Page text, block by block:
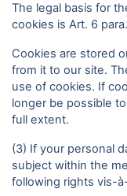
The legal basis for
cookies is Art. 6
Cookies are stored
from it to our site.
use of cookies. If
longer be possible
full extent.
(3) If your personal
subject within the
following rights vis-